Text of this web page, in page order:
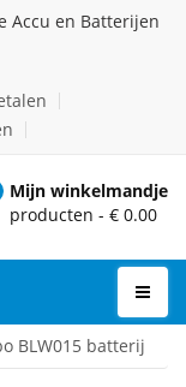
Accu en Batterijen
Mijn winkelmandje
producten - € 0.00
BLW015 batterij